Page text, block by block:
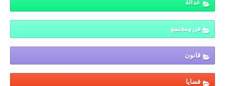
عدالة
فن ومجتمع
قانون
قضايا